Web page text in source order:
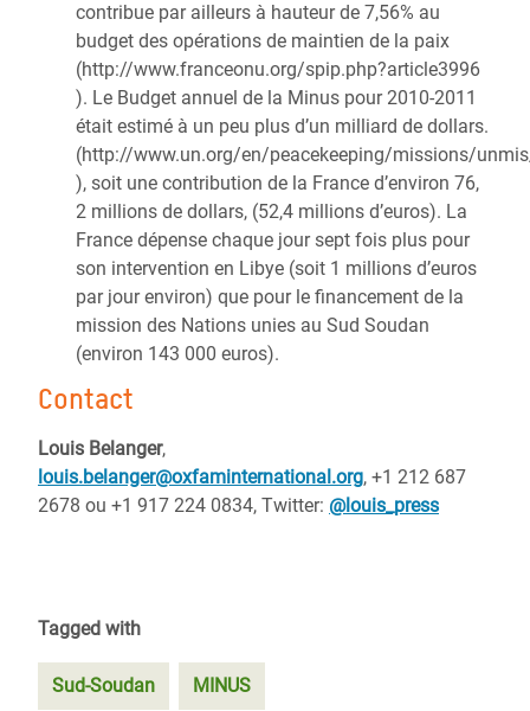
contribue par ailleurs à hauteur de 7,56% au
budget des opérations de maintien de la paix
(http://www.franceonu.org/spip.php?article3996
). Le Budget annuel de la Minus pour 2010-2011
était estimé à un peu plus d’un milliard de dollars.
(http://www.un.org/en/peacekeeping/missions/
), soit une contribution de la France d’environ 76,
2 millions de dollars, (52,4 millions d’euros). La
France dépense chaque jour sept fois plus pour
son intervention en Libye (soit 1 millions d’euros
par jour environ) que pour le financement de la
mission des Nations unies au Sud Soudan
(environ 143 000 euros).
Contact
Louis Belanger,
louis.belanger@oxfaminternational.org, +1 212 687
2678 ou +1 917 224 0834, Twitter: @louis_press
Tagged with
Sud-Soudan MINUS